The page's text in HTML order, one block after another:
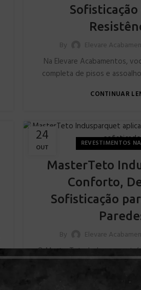
By Elevare
Na Elevare Acabamentos,
completa de pisos e
CONTINUAR
24
OUT REVESTIMENTOS
MasterTeto
Conforto,
Sofisticação
By Elevare
O MasterTeto Indusparquet é